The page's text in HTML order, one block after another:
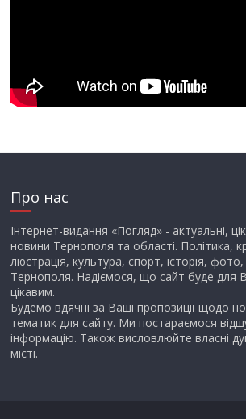
Про нас
Інтернет-видання «Погляд» - актуальні,
новини Тернополя та області. Політика,
люстрація, культура, спорт, історія,
Тернополя. Надіємося, що сайт буде для
цікавим.
Будемо вдячні за Ваші пропозиції щодо
тематик для сайту. Ми постараємося
інформацію. Також висловлюйте власні
місті.